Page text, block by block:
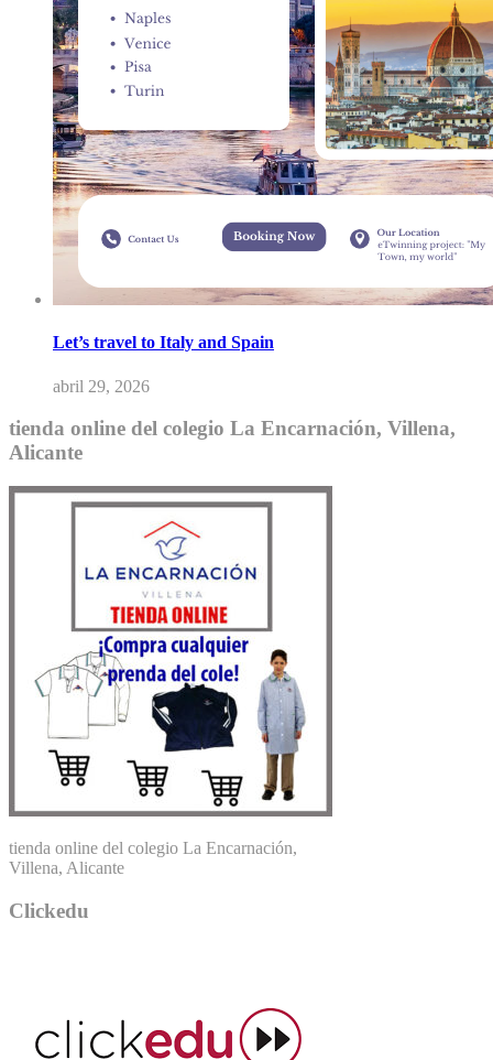
Let’s travel to Italy and Spain
abril 29, 2026
tienda online del colegio La Encarnación, Villena,
Alicante
tienda online del colegio La Encarnación,
Villena, Alicante
Clickedu